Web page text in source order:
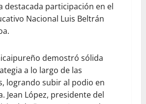
destacada participación en el
Nacional Luis Beltrán
demostró sólida
a lo largo de las
logrando subir al podio en
Jean López, presidente del